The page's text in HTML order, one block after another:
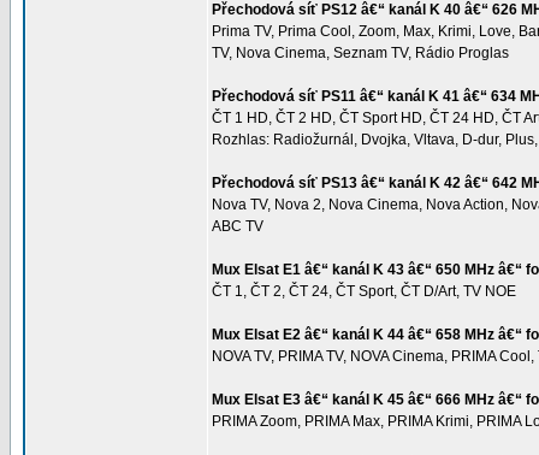
Přechodová síť PS12 â€“ kanál K 40 â€“ 626
Prima TV, Prima Cool, Zoom, Max, Krimi, Love,
TV, Nova Cinema, Seznam TV, Rádio Proglas
Přechodová síť PS11 â€“ kanál K 41 â€“ 634
ČT 1 HD, ČT 2 HD, ČT Sport HD, ČT 24 HD, ČT
Rozhlas: Radiožurnál, Dvojka, Vltava, D-dur,
Přechodová síť PS13 â€“ kanál K 42 â€“ 642
Nova TV, Nova 2, Nova Cinema, Nova Action,
ABC TV
Mux Elsat E1 â€“ kanál K 43 â€“ 650 MHz â€“
ČT 1, ČT 2, ČT 24, ČT Sport, ČT D/Art, TV NOE
Mux Elsat E2 â€“ kanál K 44 â€“ 658 MHz â€“
NOVA TV, PRIMA TV, NOVA Cinema, PRIMA
Mux Elsat E3 â€“ kanál K 45 â€“ 666 MHz â€“
PRIMA Zoom, PRIMA Max, PRIMA Krimi, PRIMA